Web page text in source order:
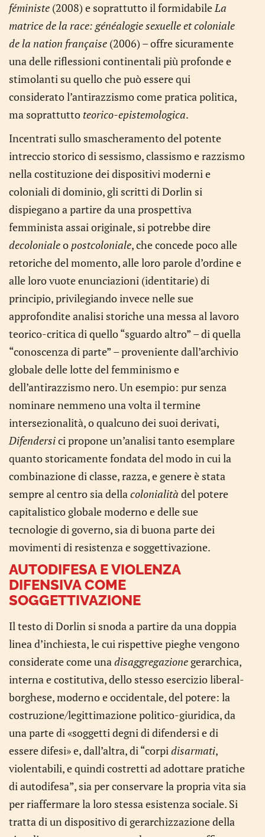
féministe (2008) e soprattutto il formidabileLa
matrice de la race: généalogie sexuelle et coloniale
de la nation française (2006) – offre sicuramente
una delle riflessioni continentali più profonde e
stimolanti su quello che può essere qui
considerato l’antirazzismo come pratica politica,
ma soprattutto teorico-epistemologica.
Incentrati sullo smascheramento del potente
intreccio storico di sessismo, classismo e razzismo
nella costituzione dei dispositivi moderni e
coloniali di dominio, gli scritti di Dorlin si
dispiegano a partire da una prospettiva
femminista assai originale, si potrebbe dire
decolonialeo postcoloniale, che concede poco alle
retoriche del momento, alle loro parole d’ordine e
alle loro vuote enunciazioni (identitarie) di
principio, privilegiando invece nelle sue
approfondite analisi storiche una messa al lavoro
teorico-critica di quello “sguardo altro” – di quella
“conoscenza di parte” – proveniente dall’archivio
globale delle lotte del femminismo e
dell’antirazzismo nero. Un esempio: pur senza
nominare nemmeno una volta il termine
intersezionalità, o qualcuno dei suoi derivati,
Difendersici propone un’analisi tanto esemplare
quanto storicamente fondata del modo in cui la
combinazione di classe, razza, e genere è stata
sempre al centro sia dellacolonialità del potere
capitalistico globale moderno e delle sue
tecnologie di governo, sia di buona parte dei
movimenti di resistenza e soggettivazione.
AUTODIFESA E VIOLENZA
DIFENSIVA COME
SOGGETTIVAZIONE
Il testo di Dorlin si snoda a partire da una doppia
linea d’inchiesta, le cui rispettive pieghe vengono
considerate come unadisaggregazione gerarchica,
interna e costitutiva, dello stesso esercizio liberal-
borghese, moderno e occidentale, del potere: la
costruzione/legittimazione politico-giuridica, da
una parte di «soggetti degni di difendersi e di
essere difesi» e, dall’altra, di “corpidisarmati,
violentabili, e quindi costretti ad adottare pratiche
di autodifesa”, sia per conservare la propria vita sia
per riaffermare la loro stessa esistenza sociale. Si
tratta di un dispositivo di gerarchizzazione della